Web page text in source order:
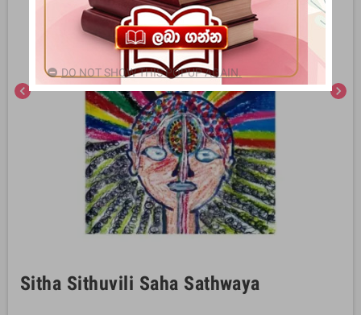
chevron_left chevron_right
Sitha Sithuvili Saha Sathwaya
DO NOT SHOW THIS POPUP AGAIN.